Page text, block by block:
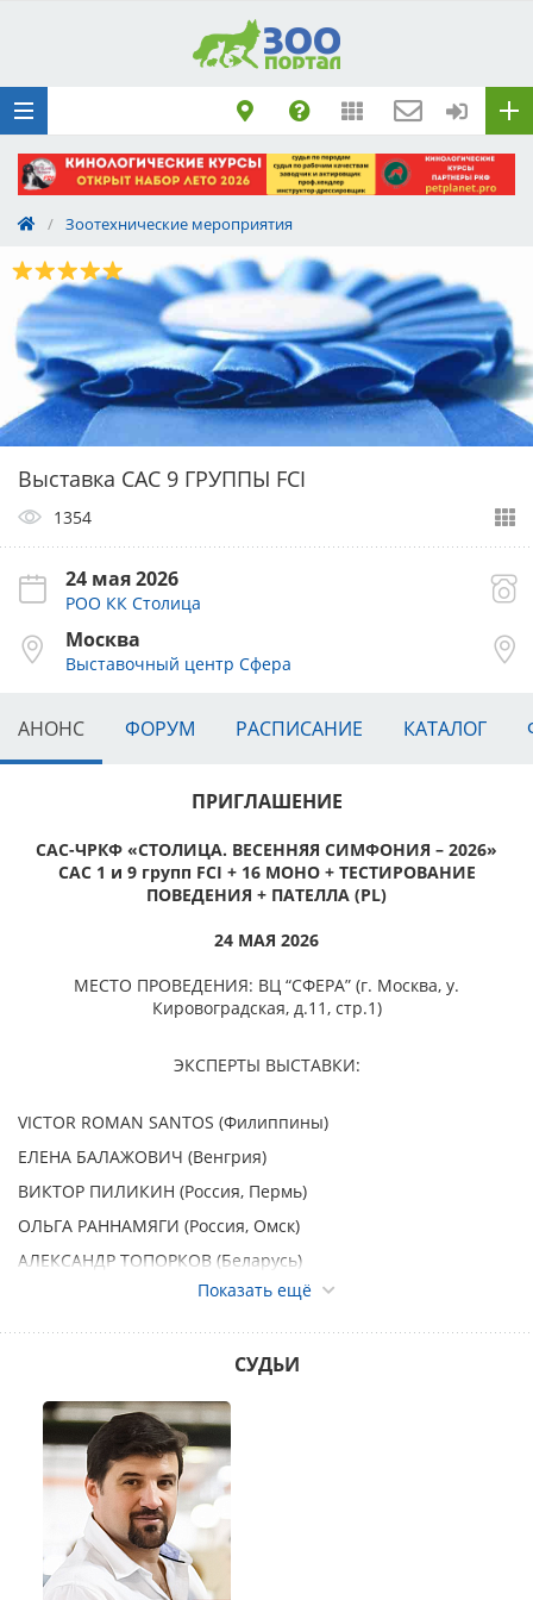
/ Зоотехнические мероприятия
Выставка САС 9 ГРУППЫ FCI
1354
24 мая 2026
РОО КК Столица
Москва
Выставочный центр Сфера
АНОНС ФОРУМ РАСПИСАНИЕ КАТАЛОГ
ПРИГЛАШЕНИЕ
САС-ЧРКФ «СТОЛИЦА. ВЕСЕННЯЯ СИМФОНИЯ – 2026»
САС 1 и 9 групп FCI + 16 МОНО + ТЕСТИРОВАНИЕ
ПОВЕДЕНИЯ + ПАТЕЛЛА (PL)
24 МАЯ 2026
МЕСТО ПРОВЕДЕНИЯ: ВЦ “СФЕРА” (г. Москва, у.
Кировоградская, д.11, стр.1)
ЭКСПЕРТЫ ВЫСТАВКИ:
VICTOR ROMAN SANTOS (Филиппины)
ЕЛЕНА БАЛАЖОВИЧ (Венгрия)
ВИКТОР ПИЛИКИН (Россия, Пермь)
ОЛЬГА РАННАМЯГИ (Россия, Омск)
АЛЕКСАНДР ТОПОРКОВ (Беларусь)
МОНОПОРОДНЫЕ ВЫСТАВКИ:
АВСТРАЛИЙСКАЯ ОВЧАРКА ранг КЧК – эксперт Елена
БЕРНСКИЙ ЗЕННЕНХУНД ранг КЧК – эксперт Виктор
Пиликин (Россия)
БИШОН ФРИЗЕ ранг КЧК – эксперт VICTOR ROMAN SANTOS
(Филиппины)
БОРДЕР КОЛЛИ ранг КЧК – эксперт Елена Балажович
(Венгрия)
ВЕЛЬШ КОРГИ КАРДИГАН ранг КЧК – эксперт Елена
Показать ещё
СУДЬИ
метрики
Поездку
Обращение